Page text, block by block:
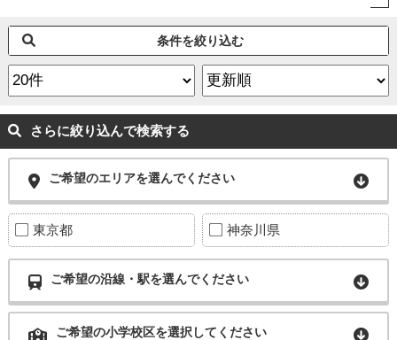
条件を絞り込む
さらに絞り込んで検索する
ご希望のエリアを選んでください
東京都 神奈川県
ご希望の沿線・駅を選んでください
ご希望の小学校区を選択してください